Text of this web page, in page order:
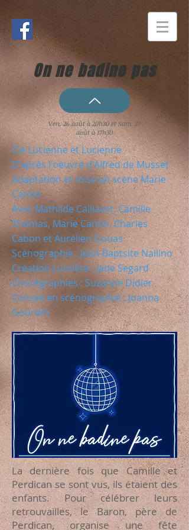
On ne badine pas
Ven. 26 août à 20h30 et Sam. 27
août à 17h30
Cie Lucienne et Lucienne
D'après l'oeuvre d'Alfred de Musset
Adaptation et mise en scène Marie
Cantin
Avec Mathilde Caillavet, Camille
Thomas, Marie Cantin, Charles
Cabon et Aurélien Gouas
Scénographie : Jean-Baptsite Nallino
Création Lumière : Jade Segard
Chorégraphies : Suzanne Didier
Conseil en scénographie : Joanna
Gourdin
La dernière fois que Camille et
Perdican se sont vus, ils étaient des
enfants. Pour célébrer leurs
retrouvailles, le Baron, père de
Perdican, organise une fête